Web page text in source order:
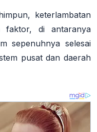
keterlambatan
faktor, di antaranya
sepenuhnya selesai
pusat dan daerah